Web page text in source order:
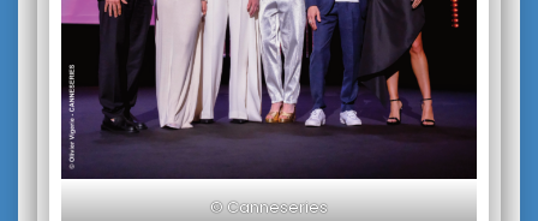
© Canneseries